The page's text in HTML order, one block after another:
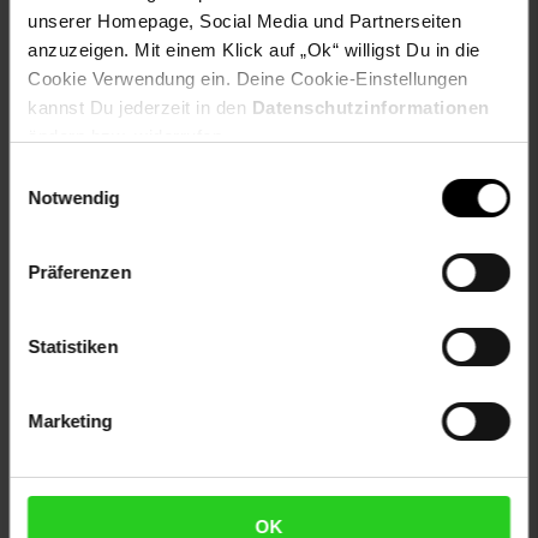
unserer Homepage, Social Media und Partnerseiten
anzuzeigen. Mit einem Klick auf „Ok“ willigst Du in die
Cookie Verwendung ein. Deine Cookie-Einstellungen
kannst Du jederzeit in den Datenschutzinformationen
Notwendig
Präferenzen
Statistiken
Marketing
OK
Artikelnummer: 2877367000
EAN: 4010168286662
Artikel gehört zur Kategorie:Gesellschaftsspiele
Versandinformationen
Herstellerinformationen
Fußzeile
Weitere Online-Angebote
Netto Reisen TV-Shop Weinwelt